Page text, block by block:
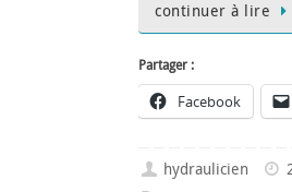
continuer à lire
Partager :
Facebook
hydraulicien